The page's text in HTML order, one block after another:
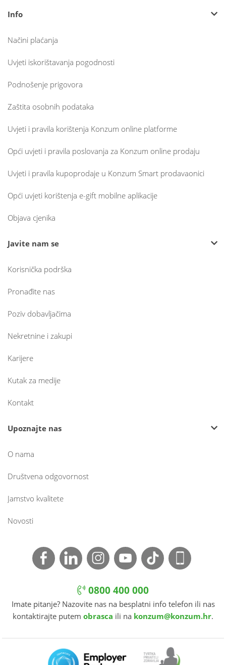
Info
Načini plaćanja
Uvjeti iskorištavanja pogodnosti
Podnošenje prigovora
Zaštita osobnih podataka
Uvjeti i pravila korištenja Konzum online platforme
Opći uvjeti i pravila poslovanja za Konzum online prodaju
Uvjeti i pravila kupoprodaje u Konzum Smart prodavaonici
Opći uvjeti korištenja e-gift mobilne aplikacije
Objava cjenika
Javite nam se
Korisnička podrška
Pronađite nas
Poziv dobavljačima
Nekretnine i zakupi
Karijere
Kutak za medije
Kontakt
Upoznajte nas
O nama
Društvena odgovornost
Jamstvo kvalitete
Novosti
0800 400 000
Imate pitanje? Nazovite nas na besplatni info telefon ili nas
kontaktirajte putem obrasca ili na konzum@konzum.hr.